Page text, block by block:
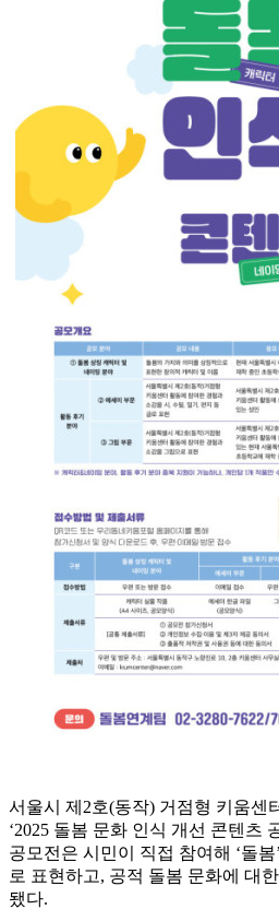
서울시 제2호(동작) 거점형 키움센
‘2025 돌봄 문화 인식 개선 콘텐츠
공모전은 시민이 직접 참여해 ‘돌
로 표현하고, 공적 돌봄 문화에 대
됐다.